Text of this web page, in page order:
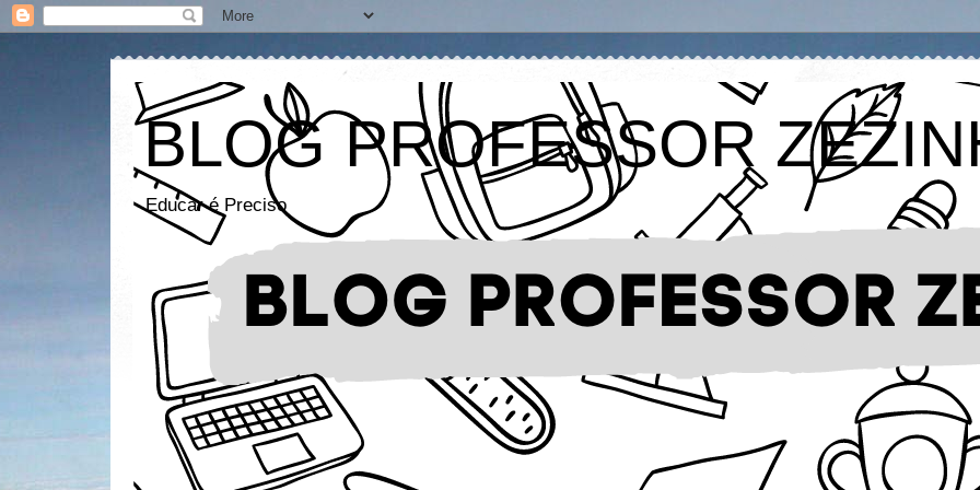
BLOG PROFESSOR
Educar é Preciso